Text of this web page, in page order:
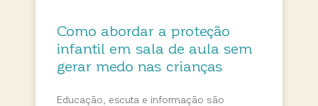
Como abordar a proteção
infantil em sala de aula sem
gerar medo nas crianças
Educação, escuta e informação são